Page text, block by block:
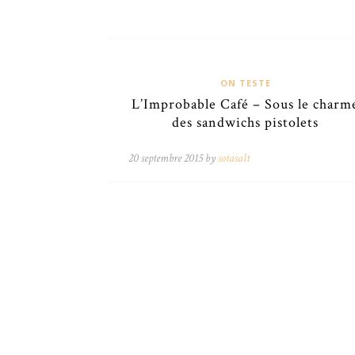
ON TESTE
L’Improbable Café – Sous le
des sandwichs pistolets
20 septembre 2015 bysotasalt